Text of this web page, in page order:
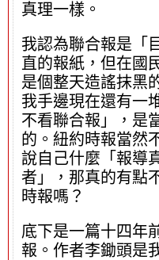
真理一樣。
我認為聯合報是「
直的報紙，但在國
是個整天造謠抹黑
我手邊現在還有一
不看聯合報」，是
的。紐約時報當然
說自己什麼「報導
者」，那真的有點
時報嗎？
底下是一篇十四年
報。作者李鋤頭是